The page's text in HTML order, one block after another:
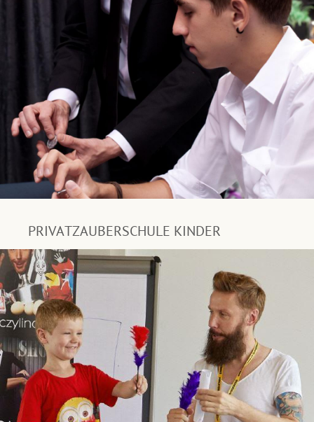
PRIVATZAUBERSCHULE KINDER